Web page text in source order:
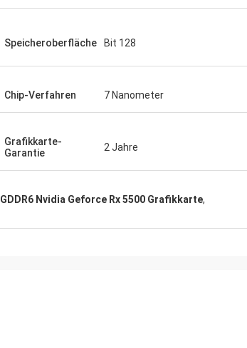
Speicheroberfläche Bit 128
Chip-Verfahren 7 Nanometer
Grafikkarte-
Garantie
2 Jahre
GDDR6 Nvidia Geforce Rx 5500 Grafikkarte,